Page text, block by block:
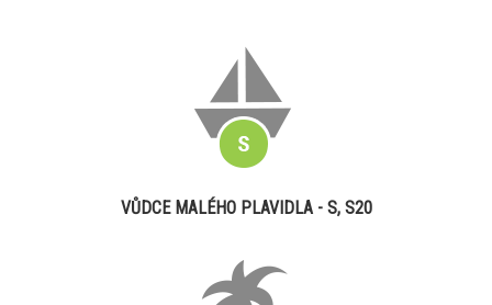
VŮDCE MALÉHO PLAVIDLA - S, S20